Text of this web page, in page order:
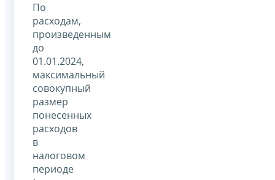
По
расходам,
произведенным
до
01.01.2024,
максимальный
совокупный
размер
понесенных
расходов
в
налоговом
периоде